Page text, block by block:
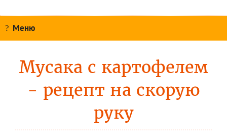
Меню
Мусака с картофелем
- рецепт на скорую
руку